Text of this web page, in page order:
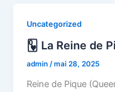
Uncategorized
🂽 La Reine de
admin/mai 28, 2025
Reine de Pique